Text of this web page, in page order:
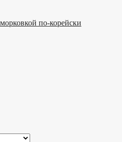
по-корейски